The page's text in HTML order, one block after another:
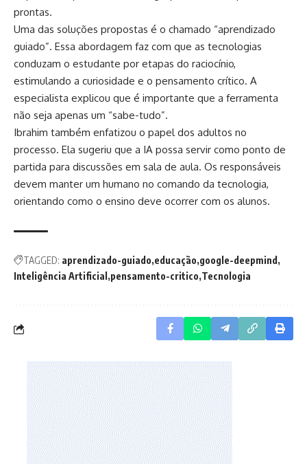
prontas.
Uma das soluções propostas é o chamado “aprendizado
guiado”. Essa abordagem faz com que as tecnologias
conduzam o estudante por etapas do raciocínio,
estimulando a curiosidade e o pensamento crítico. A
especialista explicou que é importante que a ferramenta
não seja apenas um “sabe-tudo”.
Ibrahim também enfatizou o papel dos adultos no
processo. Ela sugeriu que a IA possa servir como ponto de
partida para discussões em sala de aula. Os responsáveis
devem manter um humano no comando da tecnologia,
orientando como o ensino deve ocorrer com os alunos.
TAGGED: aprendizado-guiado educação google-deepmind
Inteligência Artificial pensamento-critico Tecnologia